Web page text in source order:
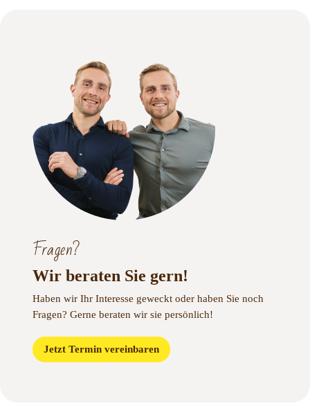
Fragen?
Wir beraten Sie gern!
Haben wir Ihr Interesse geweckt oder haben Sie noch
Fragen? Gerne beraten wir sie persönlich!
Jetzt Termin vereinbaren